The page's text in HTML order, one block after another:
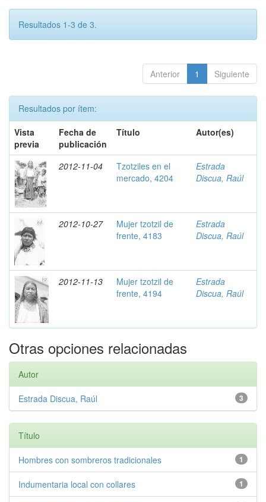
Resultados 1-3 de 3.
Anterior 1 Siguiente
Resultados por ítem:
Vista
previa
Fecha de
publicación
Título Autor(es)
2012-11-04
Tzotziles en el
mercado, 4204
Estrada
Discua, Raúl
2012-10-27
Mujer tzotzil de
frente, 4183
Estrada
Discua, Raúl
2012-11-13
Mujer tzotzil de
frente, 4194
Estrada
Discua, Raúl
Otras opciones relacionadas
Autor
3
Estrada Discua, Raúl
Título
1
Hombres con sombreros tradicionales
1
Indumentaria local con collares